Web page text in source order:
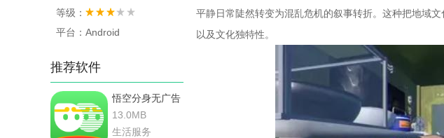
等级：
平台：Android
推荐软件
悟空分身无广告
版
13.0MB
生活服务
平静日常陡然转变为混乱危机的叙事转折。这种把地域
以及文化独特性。